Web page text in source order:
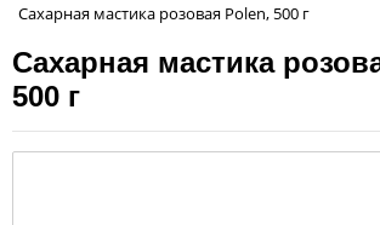
Сахарная мастика розовая Polen, 500 г
Сахарная мастика
500 г